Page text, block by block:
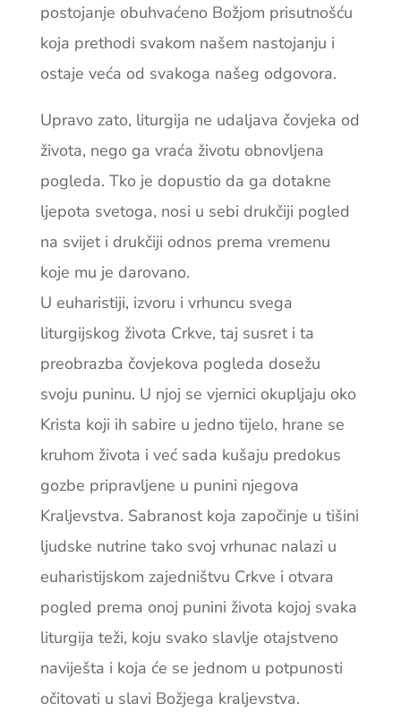
postojanje obuhvaćeno Božjom prisutnošću
koja prethodi svakom našem nastojanju i
ostaje veća od svakoga našeg odgovora.
Upravo zato, liturgija ne udaljava čovjeka od
života, nego ga vraća životu obnovljena
pogleda. Tko je dopustio da ga dotakne
ljepota svetoga, nosi u sebi drukčiji pogled
na svijet i drukčiji odnos prema vremenu
koje mu je darovano.
U euharistiji, izvoru i vrhuncu svega
liturgijskog života Crkve, taj susret i ta
preobrazba čovjekova pogleda dosežu
svoju puninu. U njoj se vjernici okupljaju oko
Krista koji ih sabire u jedno tijelo, hrane se
kruhom života i već sada kušaju predokus
gozbe pripravljene u punini njegova
Kraljevstva. Sabranost koja započinje u tišini
ljudske nutrine tako svoj vrhunac nalazi u
euharistijskom zajedništvu Crkve i otvara
pogled prema onoj punini života kojoj svaka
liturgija teži, koju svako slavlje otajstveno
naviješta i koja će se jednom u potpunosti
očitovati u slavi Božjega kraljevstva.